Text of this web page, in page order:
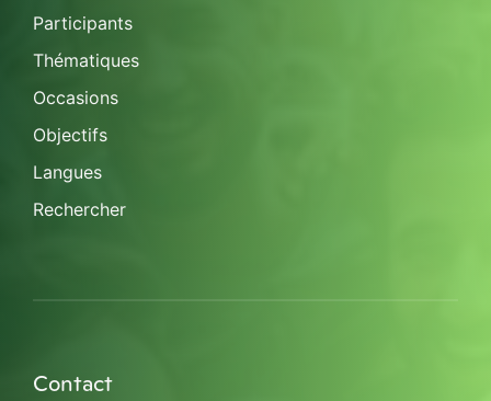
Participants
Thématiques
Occasions
Objectifs
Langues
Rechercher
Contact